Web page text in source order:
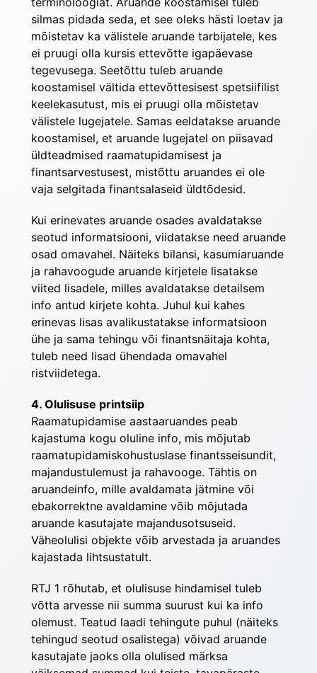
silmas pidada seda, et see oleks hästi loetav ja
mõistetav ka välistele aruande tarbijatele, kes
ei pruugi olla kursis ettevõtte igapäevase
tegevusega. Seetõttu tuleb aruande
koostamisel vältida ettevõttesisest spetsiifilist
keelekasutust, mis ei pruugi olla mõistetav
välistele lugejatele. Samas eeldatakse aruande
koostamisel, et aruande lugejatel on piisavad
üldteadmised raamatupidamisest ja
finantsarvestusest, mistõttu aruandes ei ole
vaja selgitada finantsalaseid üldtõdesid.
Kui erinevates aruande osades avaldatakse
seotud informatsiooni, viidatakse need aruande
osad omavahel. Näiteks bilansi, kasumiaruande
ja rahavoogude aruande kirjetele lisatakse
viited lisadele, milles avaldatakse detailsem
info antud kirjete kohta. Juhul kui kahes
erinevas lisas avalikustatakse informatsioon
ühe ja sama tehingu või finantsnäitaja kohta,
tuleb need lisad ühendada omavahel
ristviidetega.
4. Olulisuse printsiip
Raamatupidamise aastaaruandes peab
kajastuma kogu oluline info, mis mõjutab
raamatupidamiskohustuslase finantsseisundit,
majandustulemust ja rahavooge. Tähtis on
aruandeinfo, mille avaldamata jätmine või
ebakorrektne avaldamine võib mõjutada
aruande kasutajate majandusotsuseid.
Väheolulisi objekte võib arvestada ja aruandes
kajastada lihtsustatult.
RTJ 1 rõhutab, et olulisuse hindamisel tuleb
võtta arvesse nii summa suurust kui ka info
olemust. Teatud laadi tehingute puhul (näiteks
tehingud seotud osalistega) võivad aruande
kasutajate jaoks olla olulised märksa